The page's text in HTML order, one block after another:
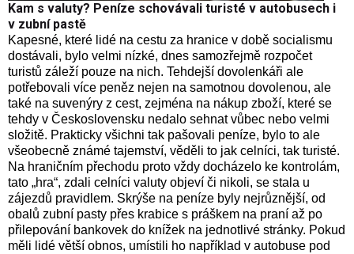
Kam s valuty? Peníze schovávali turisté v autobusech i
v zubní pastě
Kapesné, které lidé na cestu za hranice v době socialismu
dostávali, bylo velmi nízké, dnes samozřejmě rozpočet
turistů záleží pouze na nich. Tehdejší dovolenkáři ale
potřebovali více peněz nejen na samotnou dovolenou, ale
také na suvenýry z cest, zejména na nákup zboží, které se
tehdy v Československu nedalo sehnat vůbec nebo velmi
složitě. Prakticky všichni tak pašovali peníze, bylo to ale
všeobecně známé tajemství, věděli to jak celníci, tak turisté.
Na hraničním přechodu proto vždy docházelo ke kontrolám,
tato „hra“, zdali celníci valuty objeví či nikoli, se stala u
zájezdů pravidlem. Skrýše na peníze byly nejrůznější, od
obalů zubní pasty přes krabice s práškem na praní až po
přilepování bankovek do knížek na jednotlivé stránky. Pokud
měli lidé větší obnos, umístili ho například v autobuse pod